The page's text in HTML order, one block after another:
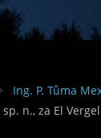
Ing. P. Tůma
n., za El Vergel